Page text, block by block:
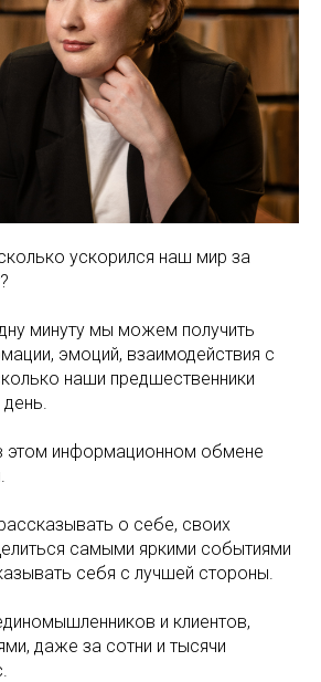
ускорился наш мир за
минуту мы можем получить
эмоций, взаимодействия с
наши предшественники
день.
этом информационном обмене
о себе, своих
самыми яркими событиями
себя с лучшей стороны.
и клиентов,
даже за сотни и тысячи